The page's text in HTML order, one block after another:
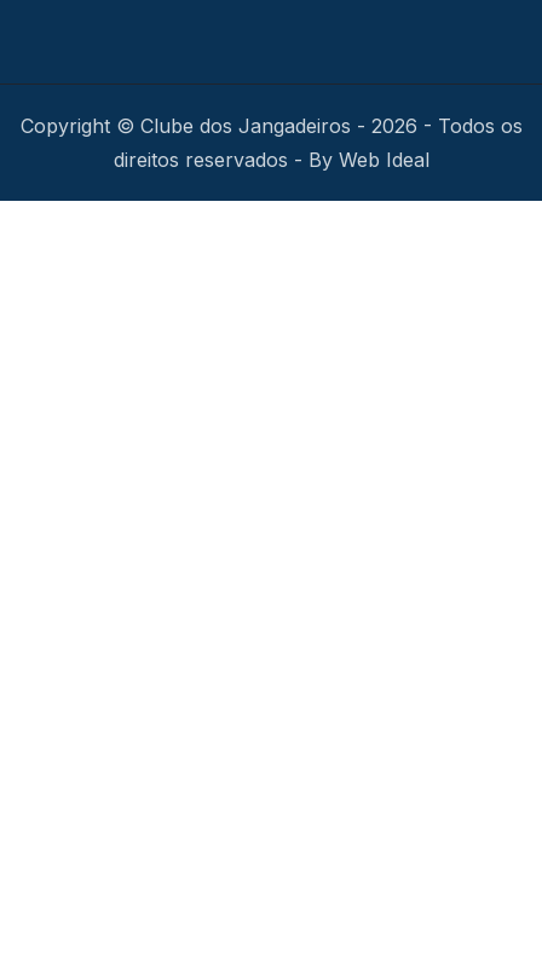
Copyright © Clube dos Jangadeiros - 2026 - Todos os
direitos reservados - By Web Ideal